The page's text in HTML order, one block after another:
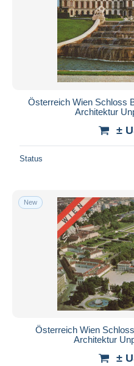
Österreich Wien Schloss
Architektur
±
Status
New
Österreich Wien
Architektur
±